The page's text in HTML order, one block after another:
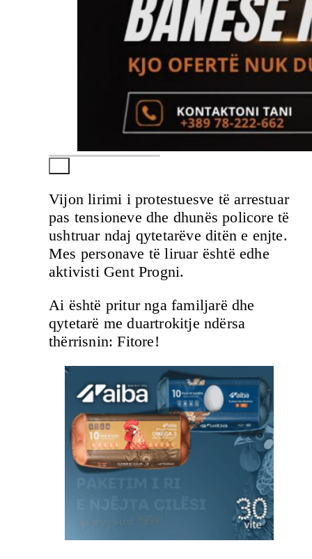
Vijon lirimi i protestuesve të arrestuar
pas tensioneve dhe dhunës policore të
ushtruar ndaj qytetarëve ditën e enjte.
Mes personave të liruar është edhe
aktivisti Gent Progni.
Ai është pritur nga familjarë dhe
qytetarë me duartrokitje ndërsa
thërrisnin: Fitore!